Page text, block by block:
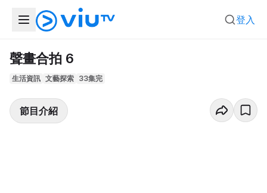
登入
聲畫合拍 6
生活資訊 文藝探索 33集完
節目介紹